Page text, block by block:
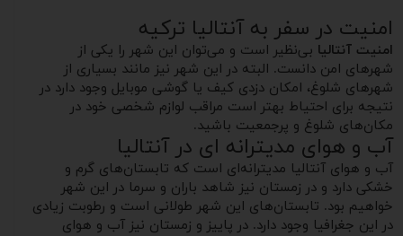
امنیت در سفر به آنتالیا ترکیه
امنیت آنتالیا بی‌نظیر است و می‌توان این شهر را یکی از
شهرهای امن دانست. البته در این شهر نیز مانند بسیاری از
شهرهای شلوغ، امکان دزدی کیف یا گوشی موبایل وجود دارد در
نتیجه برای احتیاط بهتر است مراقب لوازم شخصی خود در
مکان‌های شلوغ و پرجمعیت باشید.
آب و هوای مدیترانه ای در آنتالیا
آب و هوای آنتالیا مدیترانه‌ای است که تابستان‌های گرم و
خشکی دارد و در زمستان نیز شاهد باران و سرما در این شهر
خواهیم بود. تابستان‌های این شهر طولانی است و رطوبت زیادی
در این جغرافیا وجود دارد. در پاییز و زمستان نیز آب و هوای